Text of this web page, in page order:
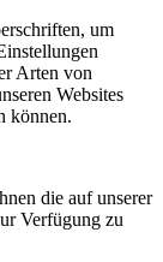
um
Arten von
Websites
können.
die auf unserer
Verfügung zu